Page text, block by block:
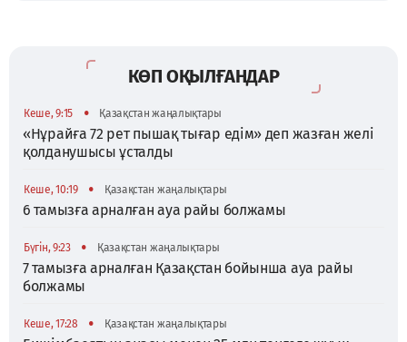
КӨП ОҚЫЛҒАНДАР
Кеше, 9:15 • Қазақстан жаңалықтары
«Нұрайға 72 рет пышақ тығар едім» деп жазған желі
қолданушысы ұсталды
Кеше, 10:19 • Қазақстан жаңалықтары
6 тамызға арналған ауа райы болжамы
Бүгін, 9:23 • Қазақстан жаңалықтары
7 тамызға арналған Қазақстан бойынша ауа райы
болжамы
Кеше, 17:28 • Қазақстан жаңалықтары